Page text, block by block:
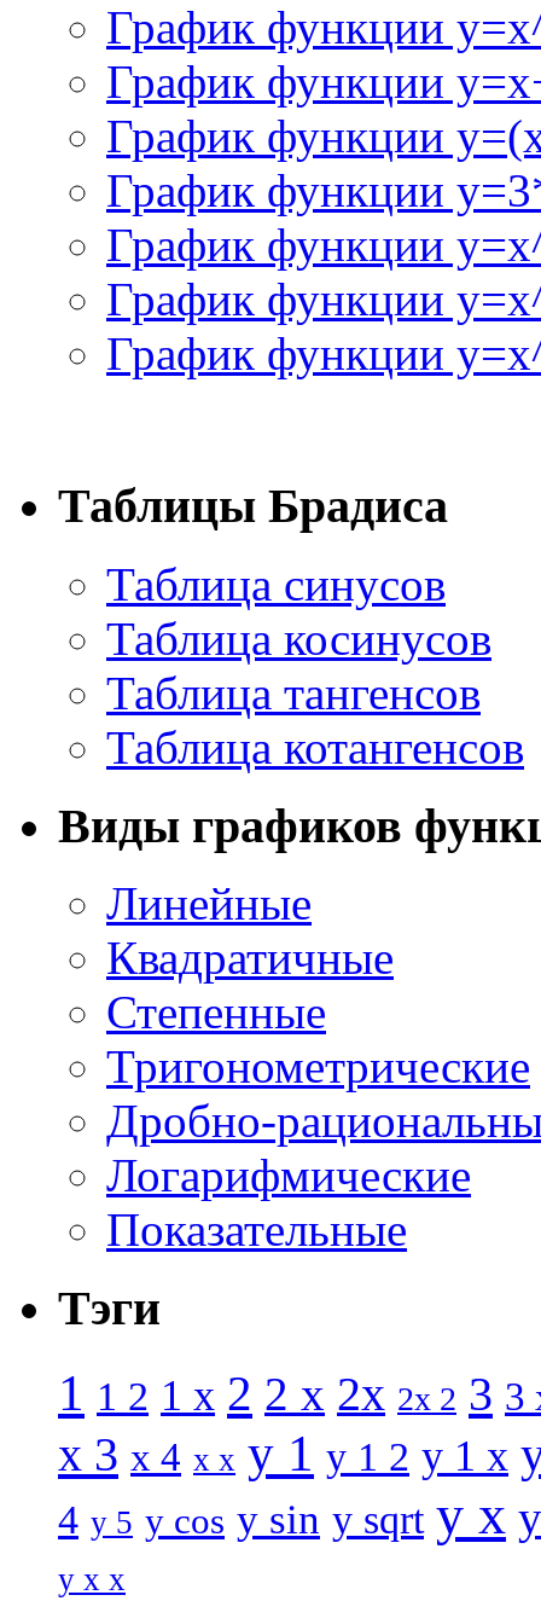
График функции
График функции
График функции
График функции
График функции
График функции
График функции
Таблицы Брадиса
Таблица синусов
Таблица косинусов
Таблица тангенсов
Таблица котангенсов
Виды графиков
Линейные
Квадратичные
Степенные
Тригонометрические
Дробно-
Логарифмические
Показательные
Тэги
1 1 2 1 x 2 2 x 2x 2x 2 3 3
x 3 x 4 x x y 1 y 1 2 y 1 x
4 y 5 y cos y sin y sqrt y x
y x x